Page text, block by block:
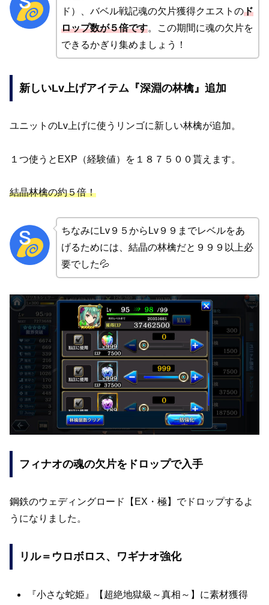
ド）、バベル戦記魂の欠片獲得クエストのド
ロップ数が５倍です。この期間に魂の欠片を
できるかぎり集めましょう！
新しいLv上げアイテム『深淵の林檎』追加
ユニットのLv上げに使うリンゴに新しい林檎が追加。
１つ使うとEXP（経験値）を１８７５００貰えます。
結晶林檎の約５倍！
ちなみにLv９５からLv９９までレベルをあ
げるためには、結晶の林檎だと９９９以上必
要でした💦
フィナオの魂の欠片をドロップで入手
鋼鉄のウェディングロード【EX・極】でドロップするよ
うになりました。
リル＝ウロボロス、ワギナオ強化
『小さな蛇姫』【超絶地獄級～真相～】に素材獲得